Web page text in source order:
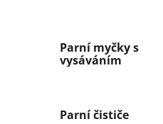
Parní myčky s
vysáváním
Parní čističe